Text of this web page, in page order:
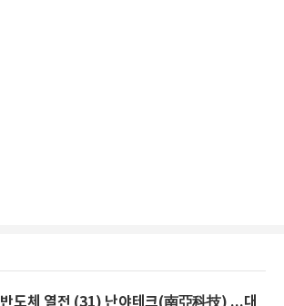
반도체 열전 (31) 난야테크(南亞科技) ...대